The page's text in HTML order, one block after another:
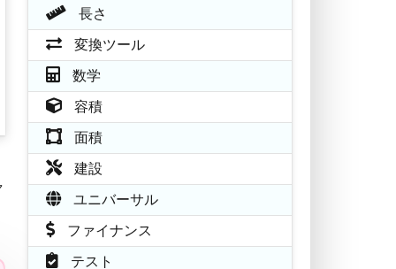
長さ
変換ツール
数学
容積
面積
建設
ユニバーサル
ファイナンス
テスト